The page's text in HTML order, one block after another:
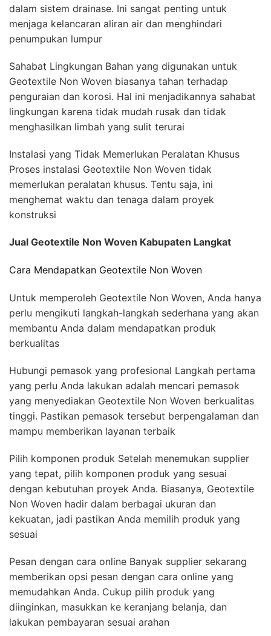
dalam sistem drainase. Ini sangat penting untuk
menjaga kelancaran aliran air dan menghindari
penumpukan lumpur
Sahabat Lingkungan Bahan yang digunakan untuk
Geotextile Non Woven biasanya tahan terhadap
penguraian dan korosi. Hal ini menjadikannya sahabat
lingkungan karena tidak mudah rusak dan tidak
menghasilkan limbah yang sulit terurai
Instalasi yang Tidak Memerlukan Peralatan Khusus
Proses instalasi Geotextile Non Woven tidak
memerlukan peralatan khusus. Tentu saja, ini
menghemat waktu dan tenaga dalam proyek
konstruksi
Jual Geotextile Non Woven Kabupaten Langkat
Cara Mendapatkan Geotextile Non Woven
Untuk memperoleh Geotextile Non Woven, Anda hanya
perlu mengikuti langkah-langkah sederhana yang akan
membantu Anda dalam mendapatkan produk
berkualitas
Hubungi pemasok yang profesional Langkah pertama
yang perlu Anda lakukan adalah mencari pemasok
yang menyediakan Geotextile Non Woven berkualitas
tinggi. Pastikan pemasok tersebut berpengalaman dan
mampu memberikan layanan terbaik
Pilih komponen produk Setelah menemukan supplier
yang tepat, pilih komponen produk yang sesuai
dengan kebutuhan proyek Anda. Biasanya, Geotextile
Non Woven hadir dalam berbagai ukuran dan
kekuatan, jadi pastikan Anda memilih produk yang
sesuai
Pesan dengan cara online Banyak supplier sekarang
memberikan opsi pesan dengan cara online yang
memudahkan Anda. Cukup pilih produk yang
diinginkan, masukkan ke keranjang belanja, dan
lakukan pembayaran sesuai arahan